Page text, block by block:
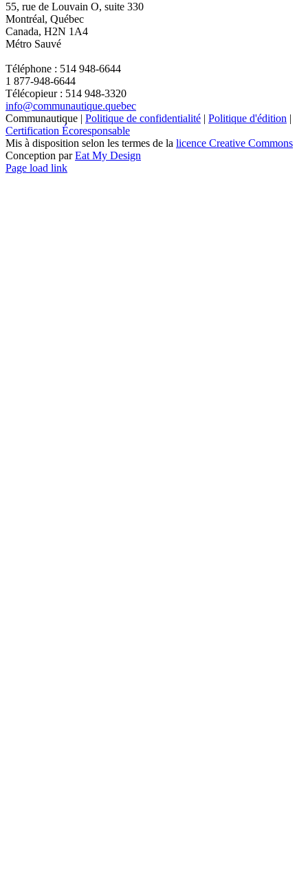
55, rue de Louvain O, suite 330
Montréal, Québec
Canada, H2N 1A4
Métro Sauvé
Téléphone : 514 948-6644
1 877-948-6644
Télécopieur : 514 948-3320
info@communautique.quebec
Communautique | Politique de confidentialité | Politique d'édition |
Certification Écoresponsable
Mis à disposition selon les termes de la licence Creative Commons
Conception parEat My Design
Facebook
YouTube
LinkedIn
Email
Page load link